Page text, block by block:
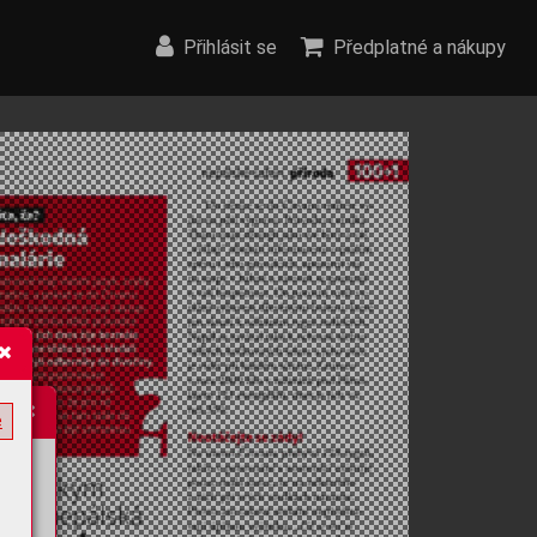
Přihlásit se Předplatné a nákupy